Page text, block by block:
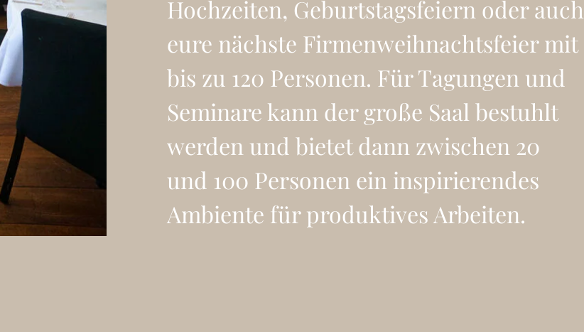
Hochzeiten, Geburtstagsfeiern oder auch
eure nächste Firmenweihnachtsfeier mit
bis zu 120 Personen. Für Tagungen und
Seminare kann der große Saal bestuhlt
werden und bietet dann zwischen 20
und 100 Personen ein inspirierendes
Ambiente für produktives Arbeiten.